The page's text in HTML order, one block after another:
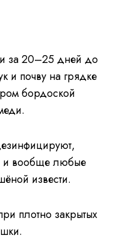
за 20–25 дней до
и почву на грядке
бордоской
и вообще любые
извести.
плотно закрытых